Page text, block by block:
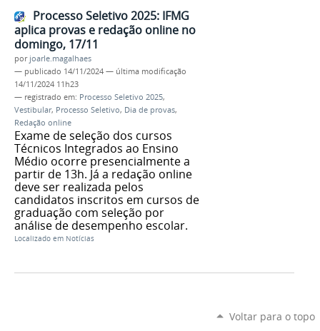
Processo Seletivo 2025: IFMG
aplica provas e redação online no
domingo, 17/11
por joarle.magalhaes
— publicado 14/11/2024 — última modificação
14/11/2024 11h23
— registrado em: Processo Seletivo 2025,
Vestibular, Processo Seletivo, Dia de provas,
Redação online
Exame de seleção dos cursos
Técnicos Integrados ao Ensino
Médio ocorre presencialmente a
partir de 13h. Já a redação online
deve ser realizada pelos
candidatos inscritos em cursos de
graduação com seleção por
análise de desempenho escolar.
Localizado em Notícias
Voltar para o topo